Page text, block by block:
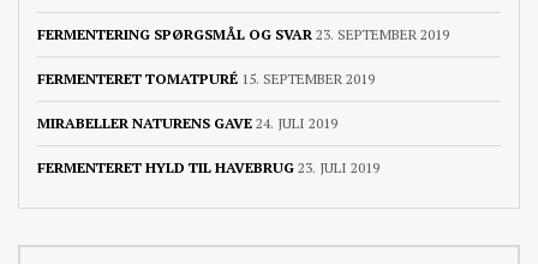
FERMENTERING SPØRGSMÅL OG SVAR 23. SEPTEMBER 2019
FERMENTERET TOMATPURÉ 15. SEPTEMBER 2019
MIRABELLER NATURENS GAVE 24. JULI 2019
FERMENTERET HYLD TIL HAVEBRUG 23. JULI 2019